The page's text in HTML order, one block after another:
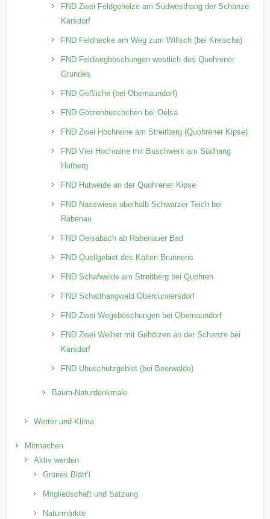
FND Zwei Feldgehölze am Südwesthang der Schanze
Karsdorf
FND Feldhecke am Weg zum Wilisch (bei Kreischa)
FND Feldwegböschungen westlich des Quohrener
Grundes
FND Geßliche (bei Obernaundorf)
FND Götzenbüschchen bei Oelsa
FND Zwei Hochreine am Streitberg (Quohrener Kipse)
FND Vier Hochraine mit Buschwerk am Südhang
Hutberg
FND Hutweide an der Quohrener Kipse
FND Nasswiese oberhalb Schwarzer Teich bei
Rabenau
FND Oelsabach ab Rabenauer Bad
FND Quellgebiet des Kalten Brunnens
FND Schafweide am Streitberg bei Quohren
FND Schatthangwald Obercunnersdorf
FND Zwei Wegeböschungen bei Obernaundorf
FND Zwei Weiher mit Gehölzen an der Schanze bei
Karsdorf
FND Uhuschutzgebiet (bei Beerwalde)
Baum-Naturdenkmale
Wetter und Klima
Mitmachen
Aktiv werden
Grünes Blätt’l
Mitgliedschaft und Satzung
Naturmärkte